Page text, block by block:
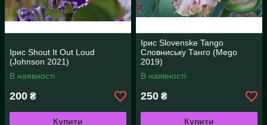
Ірис Shout It Out Loud
(Johnson 2021)
В наявності
200 ₴
Купити
Ірис Slovenske Tango
Словниську Танго (Mego
2019)
В наявності
250 ₴
Купити